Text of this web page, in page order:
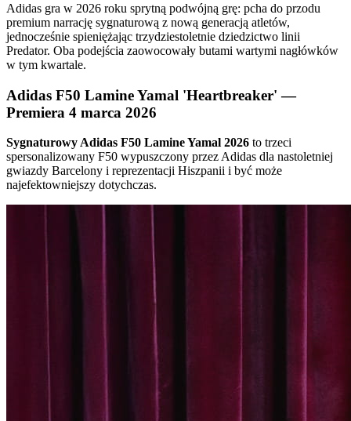
Adidas gra w 2026 roku sprytną podwójną grę: pcha do przodu
premium narrację sygnaturową z nową generacją atletów,
jednocześnie spieniężając trzydziestoletnie dziedzictwo linii
Predator. Oba podejścia zaowocowały butami wartymi nagłówków
w tym kwartale.
Adidas F50 Lamine Yamal 'Heartbreaker' —
Premiera 4 marca 2026
Sygnaturowy Adidas F50 Lamine Yamal 2026 to trzeci
spersonalizowany F50 wypuszczony przez Adidas dla nastoletniej
gwiazdy Barcelony i reprezentacji Hiszpanii i być może
najefektowniejszy dotychczas.